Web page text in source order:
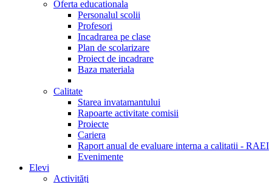
Oferta educationala
Personalul scolii
Profesori
Incadrarea pe clase
Plan de scolarizare
Proiect de incadrare
Baza materiala
Calitate
Starea invatamantului
Rapoarte activitate comisii
Proiecte
Cariera
Raport anual de evaluare interna a calitatii - RAEI
Evenimente
Elevi
Activități